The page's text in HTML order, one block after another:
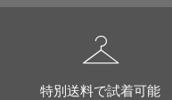
checkroom
特別送料で試着可能